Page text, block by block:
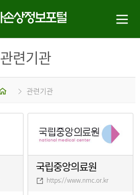
관련기관
홈 관련기관
국립중앙의료원
https://www.nmc.or.kr